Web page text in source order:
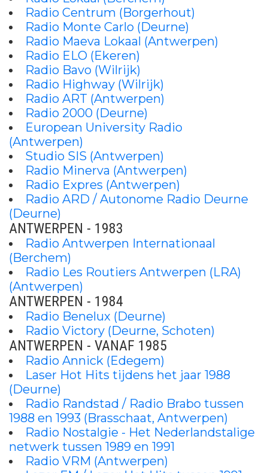
Radio Centrum (Borgerhout)
Radio Monte Carlo (Deurne)
Radio Maeva Lokaal (Antwerpen)
Radio ELO (Ekeren)
Radio Bavo (Wilrijk)
Radio Highway (Wilrijk)
Radio ART (Antwerpen)
Radio 2000 (Deurne)
European University Radio
(Antwerpen)
Studio SIS (Antwerpen)
Radio Minerva (Antwerpen)
Radio Expres (Antwerpen)
Radio ARD / Autonome Radio Deurne
(Deurne)
ANTWERPEN - 1983
Radio Antwerpen Internationaal
(Berchem)
Radio Les Routiers Antwerpen (LRA)
(Antwerpen)
ANTWERPEN - 1984
Radio Benelux (Deurne)
Radio Victory (Deurne, Schoten)
ANTWERPEN - VANAF 1985
Radio Annick (Edegem)
Laser Hot Hits tijdens het jaar 1988
(Deurne)
Radio Randstad / Radio Brabo tussen
1988 en 1993 (Brasschaat, Antwerpen)
Radio Nostalgie - Het Nederlandstalige
netwerk tussen 1989 en 1991
Radio VRM (Antwerpen)